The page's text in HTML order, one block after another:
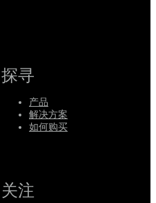
探寻
产品
解决方案
如何购买
关注